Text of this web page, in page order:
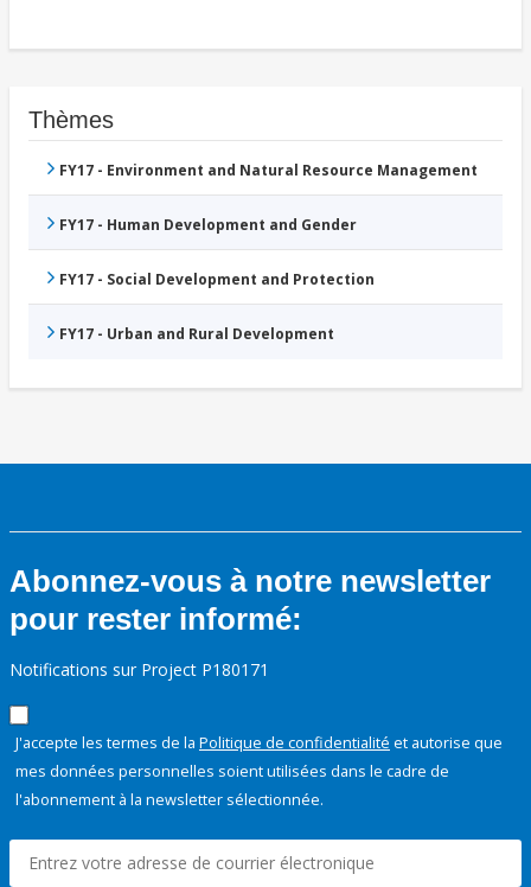
Thèmes
FY17 - Environment and Natural Resource Management
FY17 - Human Development and Gender
FY17 - Social Development and Protection
FY17 - Urban and Rural Development
Abonnez-vous à notre newsletter
pour rester informé:
Notifications sur Project P180171
J'accepte les termes de la Politique de confidentialité et autorise que
mes données personnelles soient utilisées dans le cadre de
l'abonnement à la newsletter sélectionnée.